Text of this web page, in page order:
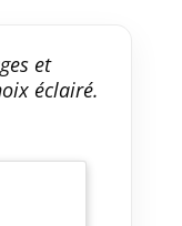
et
éclairé.